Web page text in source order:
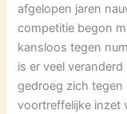
afgelopen jaren
competitie begon
kansloos tegen
is er veel
gedroeg zich tegen
voortreffelijke inzet